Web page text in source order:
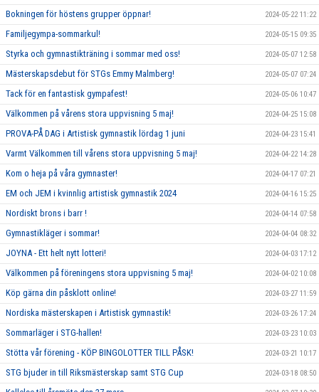
Bokningen för höstens grupper öppnar! 2024-05-22 11:22
Familjegympa-sommarkul! 2024-05-15 09:35
Styrka och gymnastikträning i sommar med oss! 2024-05-07 12:58
Mästerskapsdebut för STGs Emmy Malmberg! 2024-05-07 07:24
Tack för en fantastisk gympafest! 2024-05-06 10:47
Välkommen på vårens stora uppvisning 5 maj! 2024-04-25 15:08
PROVA-PÅ DAG i Artistisk gymnastik lördag 1 juni 2024-04-23 15:41
Varmt Välkommen till vårens stora uppvisning 5 maj! 2024-04-22 14:28
Kom o heja på våra gymnaster! 2024-04-17 07:21
EM och JEM i kvinnlig artistisk gymnastik 2024 2024-04-16 15:25
Nordiskt brons i barr ! 2024-04-14 07:58
Gymnastikläger i sommar! 2024-04-04 08:32
JOYNA - Ett helt nytt lotteri! 2024-04-03 17:12
Välkommen på föreningens stora uppvisning 5 maj! 2024-04-02 10:08
Köp gärna din påsklott online! 2024-03-27 11:59
Nordiska mästerskapen i Artistisk gymnastik! 2024-03-26 17:24
Sommarläger i STG-hallen! 2024-03-23 10:03
Stötta vår förening - KÖP BINGOLOTTER TILL PÅSK! 2024-03-21 10:17
STG bjuder in till Riksmästerskap samt STG Cup 2024-03-18 08:50